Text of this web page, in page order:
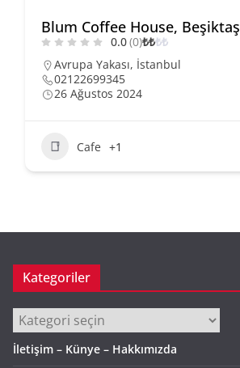
Blum Coffee House, Beşiktaş
0.0(0)₺₺₺₺
Avrupa Yakası, İstanbul
02122699345
26 Ağustos 2024
Cafe +1
Kategoriler
Kategoriler
İletişim – Künye – Hakkımızda